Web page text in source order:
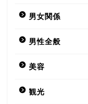
男女関係
男性全般
美容
観光